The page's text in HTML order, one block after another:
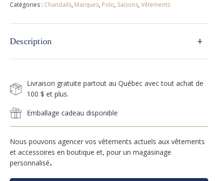
Catégories : Chandails, Marques, Polo, Saisons, Vêtements
Description +
Livraison gratuite partout au Québec avec tout achat de
100 $ et plus.
Emballage cadeau disponible
Nous pouvons agencer vos vêtements actuels aux vêtements
et accessoires en boutique et, pour un magasinage
personnalisé.